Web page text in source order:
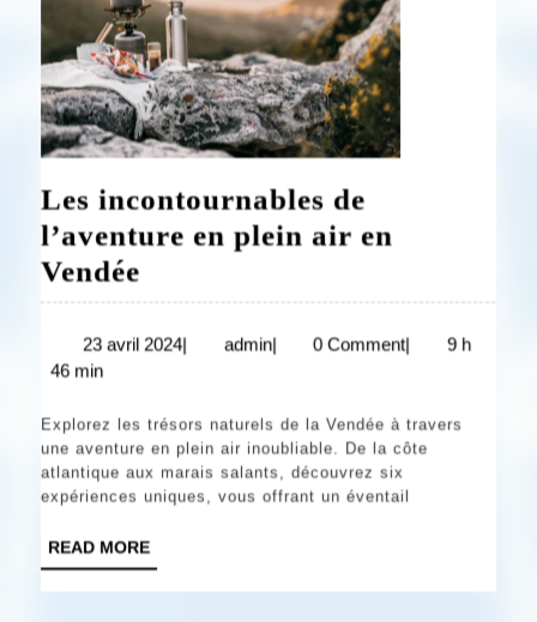
Les incontournables de
l’aventure en plein air en
Vendée
incontournables
de
en
plein
air
Vendée
23 avril 202423
| adminadmin
| 0 Comment|
9 h
46 min
Explorez les trésors naturels de la Vendée à travers
une aventure en plein air inoubliable. De la côte
atlantique aux marais salants, découvrez six
expériences uniques, vous offrant un éventail
READ MOREREAD
MORE